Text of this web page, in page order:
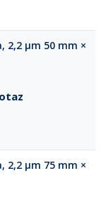
2,2 µm 50 mm ×
2,2 µm 75 mm ×